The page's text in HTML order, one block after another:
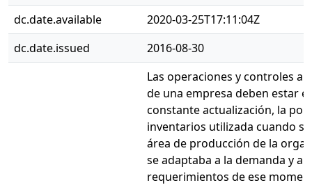
dc.date.available
2020-03-25T17:11:04Z
dc.date.issued
2016-08-30
Las operaciones y controles al
de una empresa deben estar
constante actualización, la
inventarios utilizada cuando
área de producción de la
se adaptaba a la demanda y a
requerimientos de ese